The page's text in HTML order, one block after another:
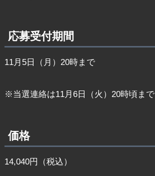
応募受付期間
11月5日（月）20時まで
※当選連絡は11月6日（火）20時頃まで
価格
14,040円（税込）